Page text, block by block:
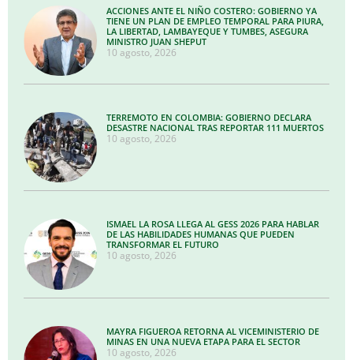
ACCIONES ANTE EL NIÑO COSTERO: GOBIERNO YA
TIENE UN PLAN DE EMPLEO TEMPORAL PARA PIURA,
LA LIBERTAD, LAMBAYEQUE Y TUMBES, ASEGURA
MINISTRO JUAN SHEPUT
10 agosto, 2026
TERREMOTO EN COLOMBIA: GOBIERNO DECLARA
DESASTRE NACIONAL TRAS REPORTAR 111 MUERTOS
10 agosto, 2026
ISMAEL LA ROSA LLEGA AL GESS 2026 PARA HABLAR
DE LAS HABILIDADES HUMANAS QUE PUEDEN
TRANSFORMAR EL FUTURO
10 agosto, 2026
MAYRA FIGUEROA RETORNA AL VICEMINISTERIO DE
MINAS EN UNA NUEVA ETAPA PARA EL SECTOR
10 agosto, 2026